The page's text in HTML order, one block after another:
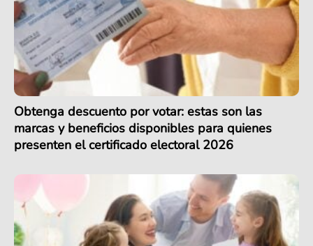
Obtenga descuento por votar: estas son las
marcas y beneficios disponibles para quienes
presenten el certificado electoral 2026